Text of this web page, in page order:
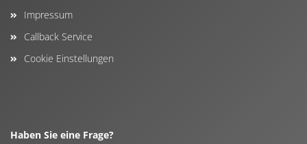
Impressum
Callback Service
Cookie Einstellungen
Haben Sie eine Frage?